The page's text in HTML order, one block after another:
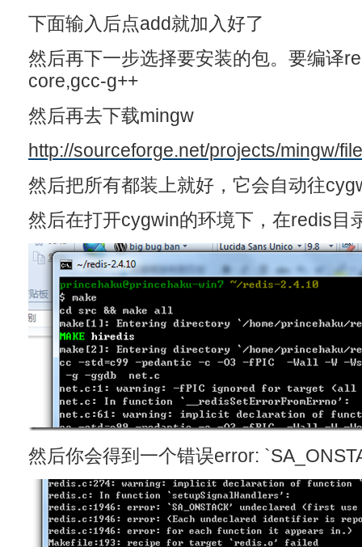
下面输入后点add就加入好了
然后再下一步选择要安装的包。要编译
core,gcc-g++
然后再去下载mingw
http://sourceforge.net/projects/mingw/
然后把所有都装上就好，它会自动往
然后在打开cygwin的环境下，在redis目
然后你会得到一个错误error: